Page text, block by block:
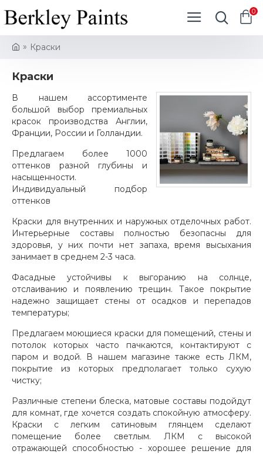
0
Краски
Краски
В нашем ассортименте
большой выбор премиальных
красок производства Англии,
Франции, России и Голландии.
Предлагаем более 1000
оттенков разной глубины и
насыщенности.
Индивидуальный подбор
оттенков
Краски для внутренних и наружных отделочных работ.
Интерьерные составы полностью безопасны для
здоровья, у них почти нет запаха, время высыхания
занимает в среднем 2-3 часа.
Фасадные устойчивы к выгоранию на солнце,
отслаиванию и появлению трещин. Такое покрытие
надежно защищает стены от осадков и перепадов
температуры;
Предлагаем моющиеся краски для помещений, стены и
потолок которых часто пачкаются, контактируют с
паром и водой. В нашем магазине также есть ЛКМ,
покрытие из которых предполагает только сухую
чистку;
Различные степени блеска, матовые составы подойдут
для комнат, где хочется создать спокойную атмосферу.
Краски с легким сатиновым глянцем сделают
помещение более светлым. ЛКМ с высокой
отражающей способностью - хорошее решение для